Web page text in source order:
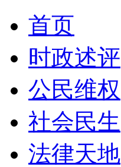
首页
时政述评
公民维权
社会民生
法律天地